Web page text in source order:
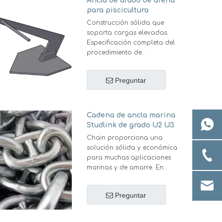
que su inversión se mantenga
para piscicultura
Construcción sólida que
soporta cargas elevadas.
Especificación completa del
procedimiento de
retención con un buen precio
económico.Preguntar
Cadena de ancla marina
Studlink de grado U2 U3
Chain proporciona una
solución sólida y económica
para muchas aplicaciones
marinas y de amarre. En
está acoplada a una cadena
de fibra; las secciones de
Preguntar